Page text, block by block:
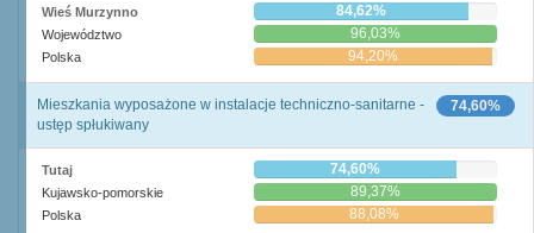
Wieś Murzynno 84,62%
Województwo 96,03%
Polska 94,20%
74,60%
Mieszkania wyposażone w instalacje techniczno-sanitarne -
ustęp spłukiwany
Tutaj 74,60%
Kujawsko-pomorskie 89,37%
Polska 88,08%